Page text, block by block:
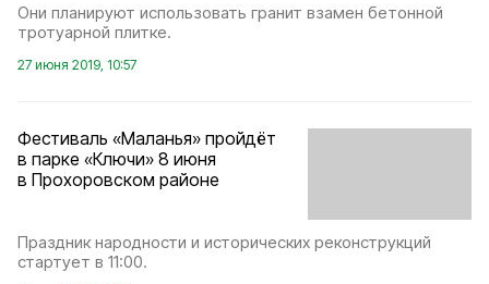
Они планируют использовать гранит взамен бетонной
тротуарной плитке.
27 июня 2019, 10:57
Фестиваль «Маланья» пройдёт
в парке «Ключи» 8 июня
в Прохоровском районе
Праздник народности и исторических реконструкций
стартует в 11:00.